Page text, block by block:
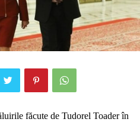
făcute de Tudorel Toader în